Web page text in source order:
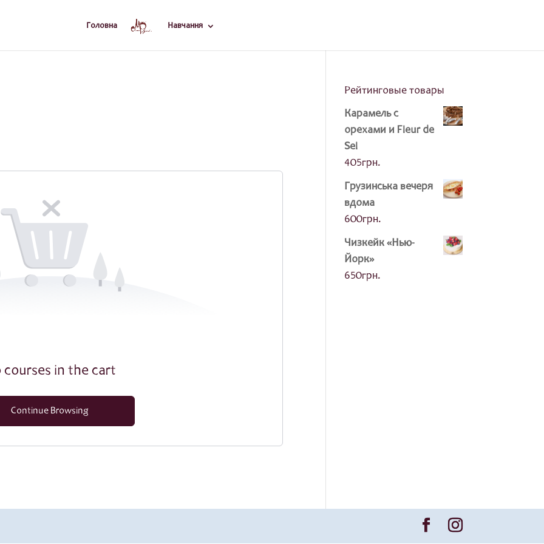
Головна Навчання
courses in the cart
Continue Browsing
Рейтинговые товары
Карамель с
орехами и Fleur de
Sel
405грн.
Грузинська вечеря
вдома
600грн.
Чизкейк «Нью-
Йорк»
650грн.